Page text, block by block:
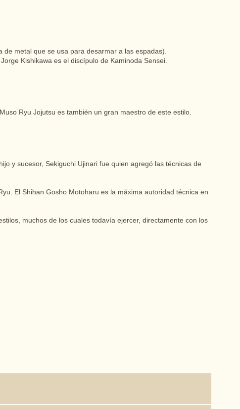
de metal que se usa para desarmar a las espadas).
Kishikawa es el discípulo de Kaminoda Sensei.
Ryu Jojutsu es también un gran maestro de este estilo.
y sucesor, Sekiguchi Ujinari fue quien agregó las técnicas de
El Shihan Gosho Motoharu es la máxima autoridad técnica en
muchos de los cuales todavía ejercer, directamente con los